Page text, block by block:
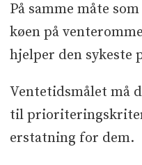
På samme måte
køen på
hjelper den sykeste
Ventetidsmålet må
til
erstatning for dem.